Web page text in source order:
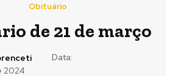
Obituário
de 21 de março
Data:
2024